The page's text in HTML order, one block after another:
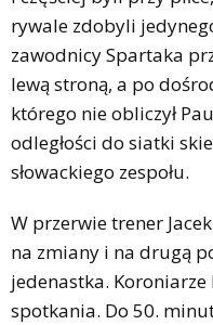
rywale zdobyli
zawodnicy Spartaka
lewą stroną, a po
którego nie obliczył
odległości do siatki
słowackiego zespołu.
W przerwie trener
na zmiany i na drugą
jedenastka.
spotkania. Do 50.